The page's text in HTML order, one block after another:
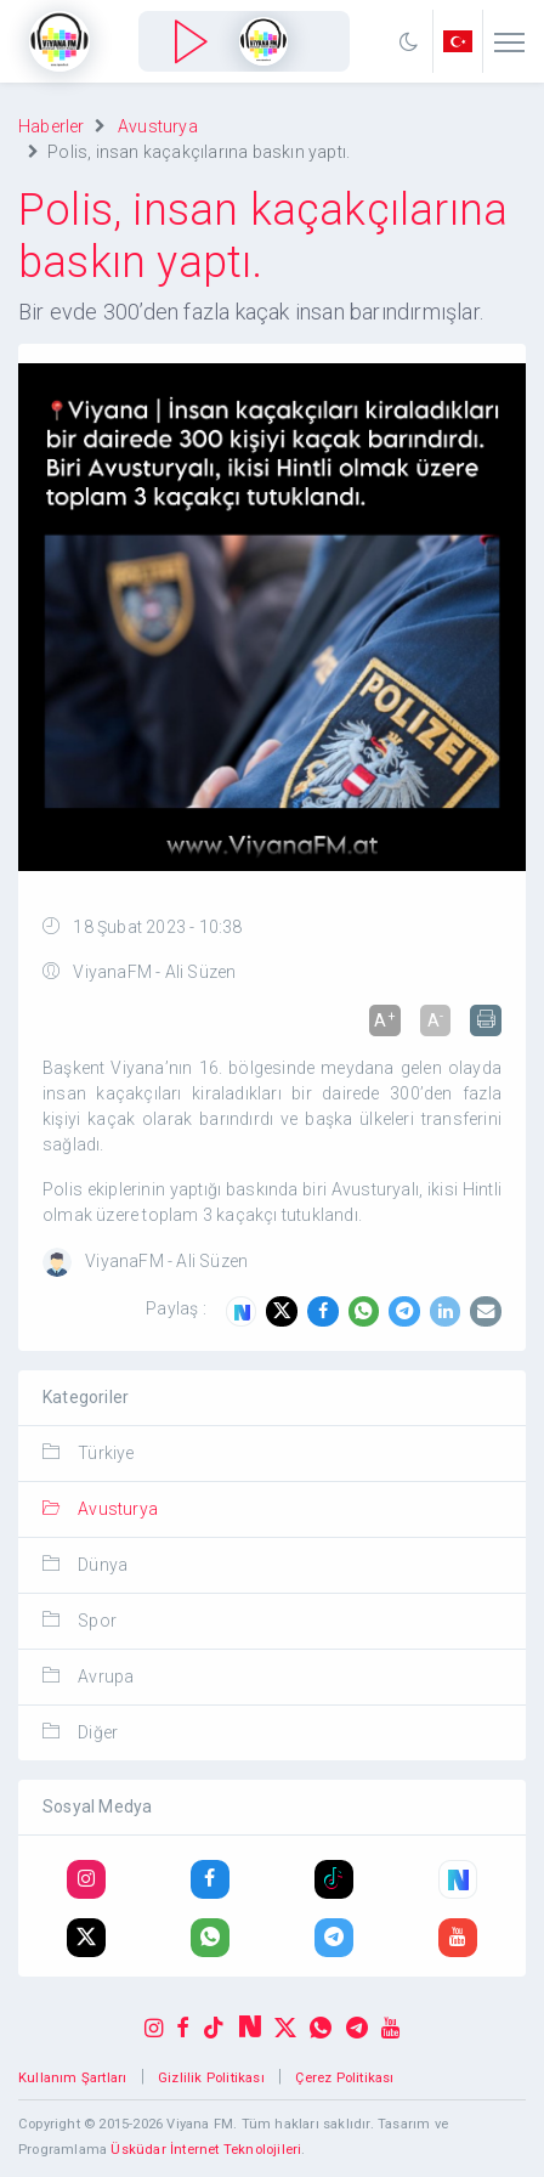
Haberler
Avusturya
Polis, insan kaçakçılarına baskın yaptı.
Polis, insan kaçakçılarına
baskın yaptı.
Bir evde 300’den fazla kaçak insan barındırmışlar.
18 Şubat 2023 - 10:38
ViyanaFM - Ali Süzen
A+ A-
Başkent Viyana’nın 16. bölgesinde meydana gelen olayda
insan kaçakçıları kiraladıkları bir dairede 300’den fazla
kişiyi kaçak olarak barındırdı ve başka ülkeleri transferini
sağladı.
Polis ekiplerinin yaptığı baskında biri Avusturyalı, ikisi Hintli
olmak üzere toplam 3 kaçakçı tutuklandı.
ViyanaFM - Ali Süzen
Paylaş :
Kategoriler
Türkiye
Avusturya
Dünya
Spor
Avrupa
Diğer
Sosyal Medya
Kullanım Şartları Gizlilik Politikası Çerez Politikası
Copyright © 2015-2026 Viyana FM. Tüm hakları saklıdır. Tasarım ve
Programlama Üsküdar İnternet Teknolojileri.